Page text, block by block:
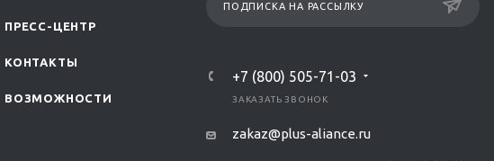
ПРЕСС-ЦЕНТР
КОНТАКТЫ
ВОЗМОЖНОСТИ
ПОДПИСКА НА РАССЫЛКУ
+7 (800) 505-71-03
ЗАКАЗАТЬ ЗВОНОК
zakaz@plus-aliance.ru